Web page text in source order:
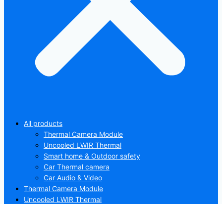
All products
Thermal Camera Module
Uncooled LWIR Thermal
Smart home & Outdoor safety
Car Thermal camera
Car Audio & Video
Thermal Camera Module
Uncooled LWIR Thermal